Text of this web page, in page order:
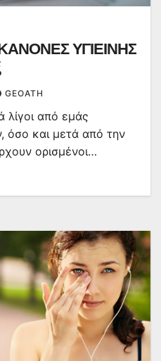
ΥΓΙΕΙΝΗΣ
GEOATH
από εμάς
όσο και μετά από την
ορισμένοι…